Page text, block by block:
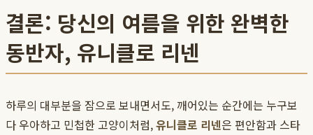
결론: 당신의 여름을 위한 완벽한
동반자, 유니클로 리넨
하루의 대부분을 잠으로 보내면서도, 깨어있는 순간에는 누구보
다 우아하고 민첩한 고양이처럼,유니클로 리넨은 편안함과 스타